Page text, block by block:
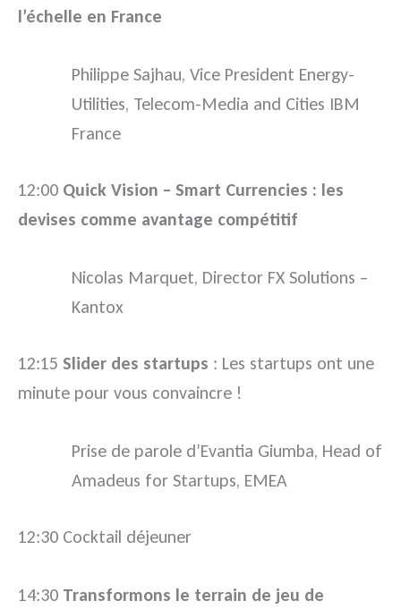
l’échelle en France
Philippe Sajhau, Vice President Energy-
Utilities, Telecom-Media and Cities IBM
France
12:00 Quick Vision – Smart Currencies : les
devises comme avantage compétitif
Nicolas Marquet, Director FX Solutions –
Kantox
12:15 Slider des startups : Les startups ont une
minute pour vous convaincre !
Prise de parole d’Evantia Giumba, Head of
Amadeus for Startups, EMEA
12:30 Cocktail déjeuner
14:30 Transformons le terrain de jeu de